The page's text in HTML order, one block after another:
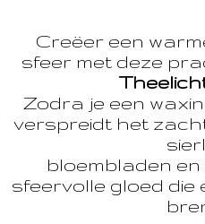
Creëer een
sfeer met deze
Zodra je een
verspreidt het
bloembladen
sfeervolle gloed die